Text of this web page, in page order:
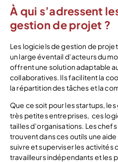
À qui s’adressent
gestion de projet ?
Les logiciels de gestion de
un large éventail d’acteurs du
offrent une solution adaptable
collaboratives. Ils facilitent la
la répartition des tâches et la
Que ce soit pour les startups,
très petites entreprises, ces
tailles d’organisations. Les
trouvent dans ces outils une
suivre et superviser les activités
travailleurs indépendants et les